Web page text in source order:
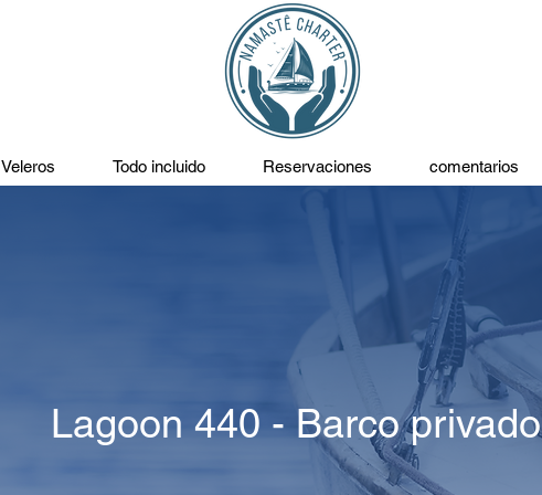
Veleros Todo incluido Reservaciones comentarios
Lagoon 440 - Barco privado